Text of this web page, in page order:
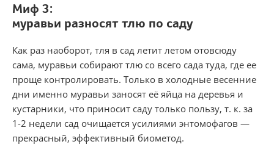
Миф 3:
муравьи разносят тлю по саду
Как раз наоборот, тля в сад летит летом отовсю­ду
сама, муравьи собирают тлю со всего сада туда, где ее
проще контролировать. Только в холодные весенние
дни именно муравьи заносят её яйца на деревья и
кустарни­ки, что приносит саду только пользу, т. к. за
1-2 недели сад очищается усилиями энтомофагов —
прекрасный, эффективный биометод.